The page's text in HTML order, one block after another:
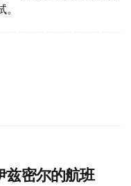
兹密尔的航班